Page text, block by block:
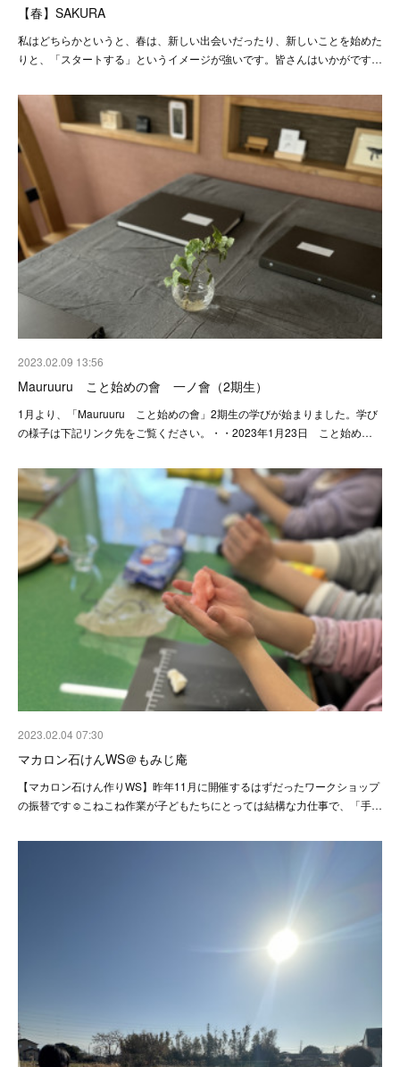
【春】SAKURA
私はどちらかというと、春は、新しい出会いだったり、新しいことを始めた
りと、「スタートする」というイメージが強いです。皆さんはいかがです…
2023.02.09 13:56
Mauruuru こと始めの會 一ノ會（2期生）
1月より、「Mauruuru こと始めの會」2期生の学びが始まりました。学び
の様子は下記リンク先をご覧ください。・・2023年1月23日 こと始め…
2023.02.04 07:30
マカロン石けんWS＠もみじ庵
【マカロン石けん作りWS】昨年11月に開催するはずだったワークショップ
の振替です☺️こねこね作業が子どもたちにとっては結構な力仕事で、「手…